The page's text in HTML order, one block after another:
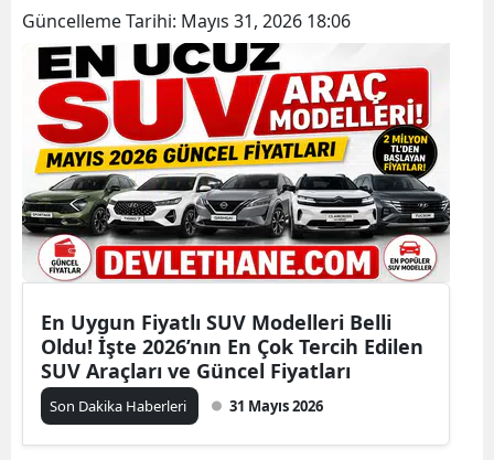
Güncelleme Tarihi: Mayıs 31, 2026 18:06
En Uygun Fiyatlı SUV Modelleri Belli
Oldu! İşte 2026’nın En Çok Tercih Edilen
SUV Araçları ve Güncel Fiyatları
Son Dakika Haberleri 31 Mayıs 2026